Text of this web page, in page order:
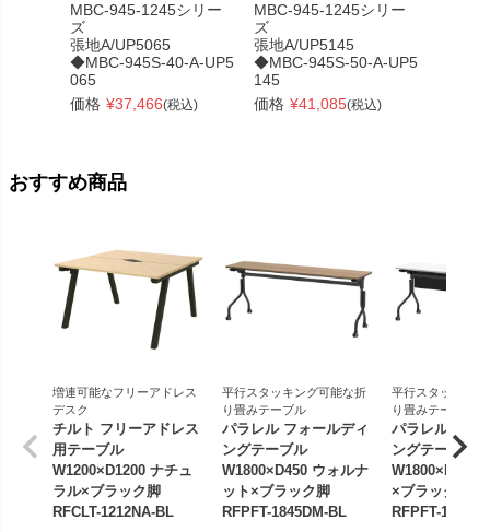
MBC-945-1245シリー
ズ
張地A/UP5065
◆MBC-945S-40-A-UP5
065
価格 ¥37,466(税込)
MBC-945-1245シリー
ズ
張地A/UP5145
◆MBC-945S-50-A-UP5
145
価格 ¥41,085(税込)
おすすめ商品
増連可能なフリーアドレス
デスク
チルト フリーアドレス
用テーブル
W1200×D1200 ナチュ
ラル×ブラック脚
RFCLT-1212NA-BL
平行スタッキング可能な折
り畳みテーブル
パラレル フォールディ
ングテーブル
W1800×D450 ウォルナ
ット×ブラック脚
RFPFT-1845DM-BL
平行スタッキン
り畳みテーブル
パラレル フォ
ングテーブル
W1800×D450
×ブラック脚
RFPFT-